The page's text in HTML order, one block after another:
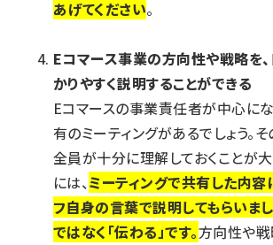
あげてください。
Eコマース事業の方向性や戦略を
かりやすく説明することができる
Eコマースの事業責任者が中心に
有のミーティングがあるでしょう。
全員が十分に理解しておくことが
には、ミーティングで共有した内容
フ自身の言葉で説明してもらいまし
ではなく「伝わる」です。方向性や戦